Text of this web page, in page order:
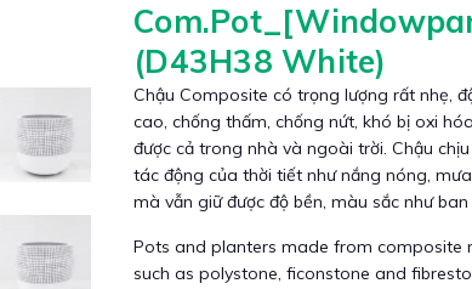
(D43H38 White)
Chậu Composite có trọng lượng rất nhẹ,
cao, chống thấm, chống nứt, khó bị oxi
được cả trong nhà và ngoài trời. Chậu
tác động của thời tiết như nắng nóng,
mà vẫn giữ được độ bền, màu sắc như ban
Pots and planters made from composite
such as polystone, ficonstone and